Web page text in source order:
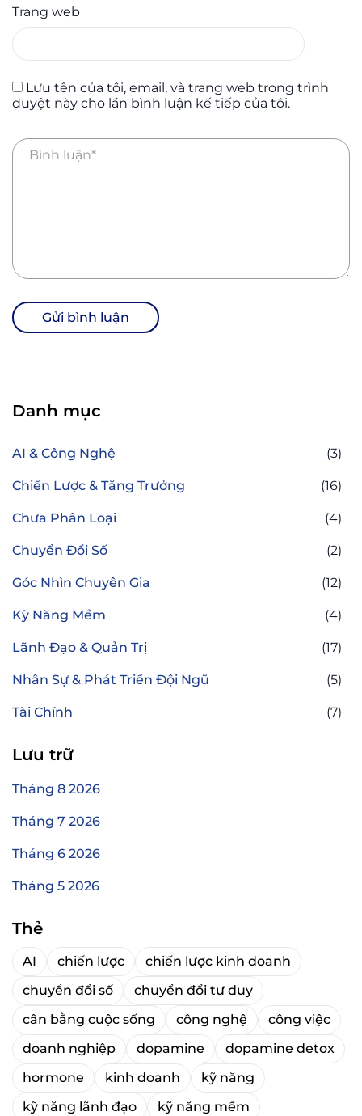
Trang web
Lưu tên của tôi, email, và trang web trong trình
duyệt này cho lần bình luận kế tiếp của tôi.
Danh mục
AI & Công Nghệ (3)
Chiến Lược & Tăng Trưởng (16)
Chưa Phân Loại (4)
Chuyển Đổi Số (2)
Góc Nhìn Chuyên Gia (12)
Kỹ Năng Mềm (4)
Lãnh Đạo & Quản Trị (17)
Nhân Sự & Phát Triển Đội Ngũ (5)
Tài Chính (7)
Lưu trữ
Tháng 8 2026
Tháng 7 2026
Tháng 6 2026
Tháng 5 2026
Thẻ
AI chiến lược
chiến lược kinh doanh
chuyển đổi số
chuyển đổi tư duy
cân bằng cuộc sống
công nghệ
công việc
doanh nghiệp
dopamine
dopamine detox
hormone
kinh doanh
kỹ năng
kỹ năng lãnh đạo
kỹ năng mềm